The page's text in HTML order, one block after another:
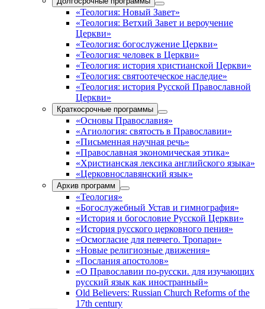
«Теология: Новый Завет»
«Теология: Ветхий Завет и вероучение
Церкви»
«Теология: богослужение Церкви»
«Теология: человек в Церкви»
«Теология: история христианской Церкви»
«Теология: святоотеческое наследие»
«Теология: история Русской Православной
Церкви»
Краткосрочные программы
«Основы Православия»
«Агиология: святость в Православии»
«Письменная научная речь»
«Православная экономическая этика»
«Христианская лексика английского языка»
«Церковнославянский язык»
Архив программ
«Теология»
«Богослужебный Устав и гимнография»
«История и богословие Русской Церкви»
«История русского церковного пения»
«Осмогласие для певчего. Тропари»
«Новые религиозные движения»
«Послания апостолов»
«О Православии по-русски. для изучающих
русский язык как иностранный»
Old Believers: Russian Church Reforms of the
17th century